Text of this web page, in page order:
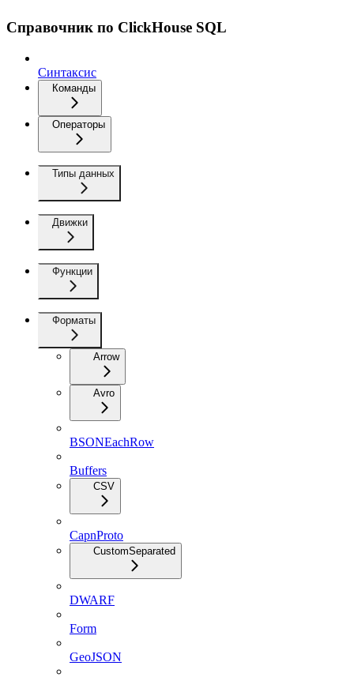
Справочник по ClickHouse SQL
Синтаксис
Команды
Операторы
Типы данных
Движки
Функции
Форматы
Arrow
Avro
BSONEachRow
Buffers
CSV
CapnProto
CustomSeparated
DWARF
Form
GeoJSON